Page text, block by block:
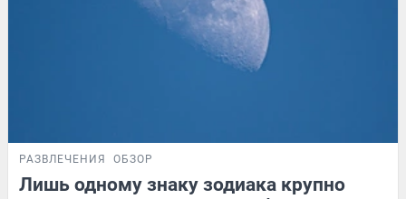
РАЗВЛЕЧЕНИЯ ОБЗОР
Лишь одному знаку зодиака крупно